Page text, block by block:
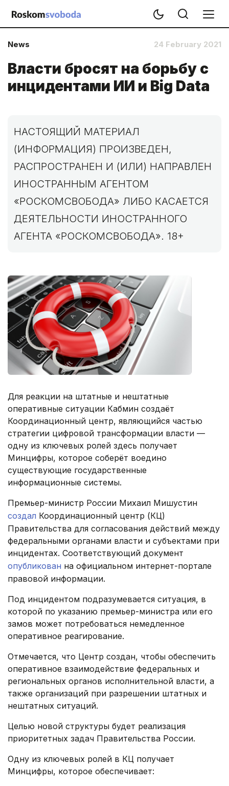
News 24 February 2021
Власти бросят на борьбу с
инцидентами ИИ и Big Data
НАСТОЯЩИЙ МАТЕРИАЛ
(ИНФОРМАЦИЯ) ПРОИЗВЕДЕН,
РАСПРОСТРАНЕН И (ИЛИ) НАПРАВЛЕН
ИНОСТРАННЫМ АГЕНТОМ
«РОСКОМСВОБОДА» ЛИБО КАСАЕТСЯ
ДЕЯТЕЛЬНОСТИ ИНОСТРАННОГО
АГЕНТА «РОСКОМСВОБОДА». 18+
Для реакции на штатные и нештатные
оперативные ситуации Кабмин создаёт
Координационный центр, являющийся частью
стратегии цифровой трансформации власти —
одну из ключевых ролей здесь получает
Минцифры, которое соберёт воедино
существующие государственные
информационные системы.
Премьер-министр России Михаил Мишустин
создал Координационный центр (КЦ)
Правительства для согласования действий между
федеральными органами власти и субъектами при
инцидентах. Соответствующий документ
опубликован на официальном интернет-портале
правовой информации.
Под инцидентом подразумевается ситуация, в
которой по указанию премьер-министра или его
замов может потребоваться немедленное
оперативное реагирование.
Отмечается, что Центр создан, чтобы обеспечить
оперативное взаимодействие федеральных и
региональных органов исполнительной власти, а
также организаций при разрешении штатных и
нештатных ситуаций.
Целью новой структуры будет реализация
приоритетных задач Правительства России.
Одну из ключевых ролей в КЦ получает
Минцифры, которое обеспечивает: